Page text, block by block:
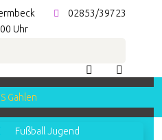
02853/39723
Uhr
Fußball Jugend